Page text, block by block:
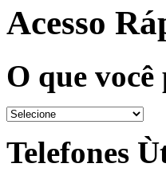
Acesso
O que você
Telefones